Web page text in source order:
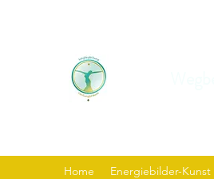
Home Energiebilder-Kunst